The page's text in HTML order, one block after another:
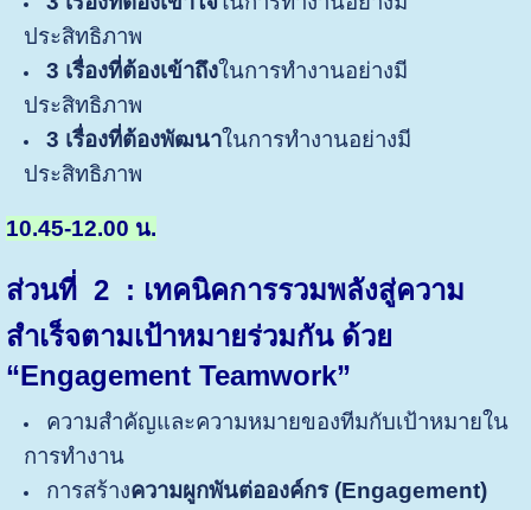
ประสิทธิภาพ
3 เรื่องที่ต้องเข้าถึงในการทำงานอย่างมี
ประสิทธิภาพ
3 เรื่องที่ต้องพัฒนาในการทำงานอย่างมี
ประสิทธิภาพ
10.45-12.00 น.
ส่วนที่ 2 : เทคนิคการรวมพลังสู่ความ
สำเร็จตามเป้าหมายร่วมกัน ด้วย
“Engagement Teamwork”
ความสำคัญและความหมายของทีมกับเป้าหมายใน
การทำงาน
การสร้างความผูกพันต่อองค์กร (Engagement)